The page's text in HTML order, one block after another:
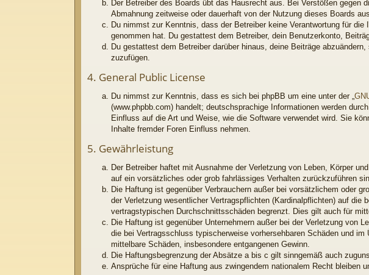
Der Betreiber des Boards übt das Hausrecht aus. Bei Verstößen gegen
Abmahnung zeitweise oder dauerhaft von der Nutzung dieses Boards
Du nimmst zur Kenntnis, dass der Betreiber keine Verantwortung für
genommen hat. Du gestattest dem Betreiber, dein Benutzerkonto,
Du gestattest dem Betreiber darüber hinaus, deine Beiträge
zuzufügen.
4. General Public License
Du nimmst zur Kenntnis, dass es sich bei phpBB um eine unter der „
(www.phpbb.com) handelt; deutschsprachige Informationen werden
Einfluss auf die Art und Weise, wie die Software verwendet wird. Sie
Inhalte fremder Foren Einfluss nehmen.
5. Gewährleistung
Der Betreiber haftet mit Ausnahme der Verletzung von Leben, Körper
auf ein vorsätzliches oder grob fahrlässiges Verhalten zurückzuführen
Die Haftung ist gegenüber Verbrauchern außer bei vorsätzlichem oder
der Verletzung wesentlicher Vertragspflichten (Kardinalpflichten) auf
vertragstypischen Durchschnittsschäden begrenzt. Dies gilt auch für
Die Haftung ist gegenüber Unternehmern außer bei der Verletzung von
die bei Vertragsschluss typischerweise vorhersehbaren Schäden und
mittelbare Schäden, insbesondere entgangenen Gewinn.
Die Haftungsbegrenzung der Absätze a bis c gilt sinngemäß auch
Ansprüche für eine Haftung aus zwingendem nationalem Recht bleiben